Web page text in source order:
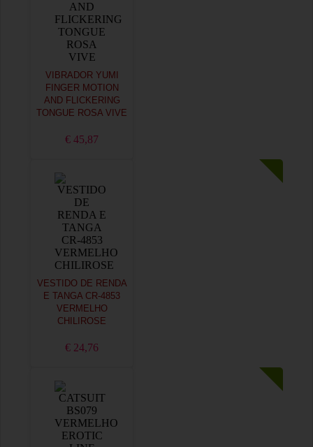
VIBRADOR YUMI
FINGER MOTION
AND FLICKERING
TONGUE ROSA VIVE
€ 45,87
VESTIDO DE RENDA
E TANGA CR-4853
VERMELHO
CHILIROSE
€ 24,76